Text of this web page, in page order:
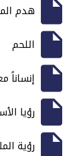
هدم
اللحم
إنساناً
رؤيا
رؤية